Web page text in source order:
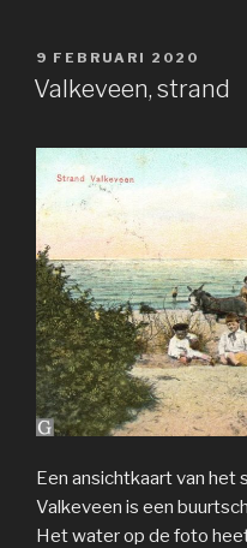
GEPLAATST
OP
9 FEBRUARI 2020
Valkeveen, strand
Een ansichtkaart van het
Valkeveen is een
Het water op de foto